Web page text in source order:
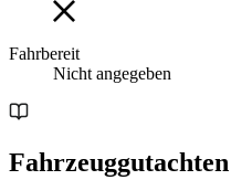
Fahrbereit
Nicht angegeben
Fahrzeuggutachten